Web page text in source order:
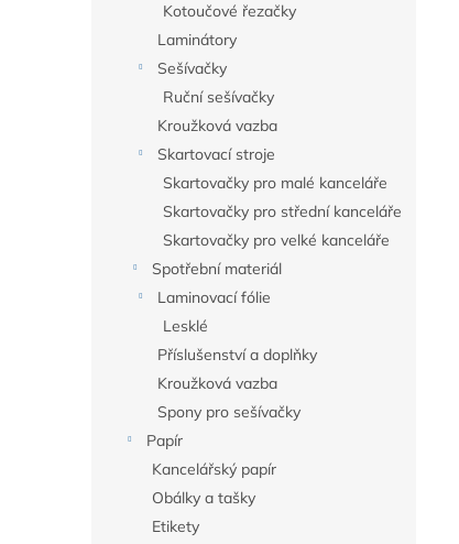
Kotoučové řezačky
Laminátory
Sešívačky
Ruční sešívačky
Kroužková vazba
Skartovací stroje
Skartovačky pro malé kanceláře
Skartovačky pro střední kanceláře
Skartovačky pro velké kanceláře
Spotřební materiál
Laminovací fólie
Lesklé
Příslušenství a doplňky
Kroužková vazba
Spony pro sešívačky
Papír
Kancelářský papír
Obálky a tašky
Etikety